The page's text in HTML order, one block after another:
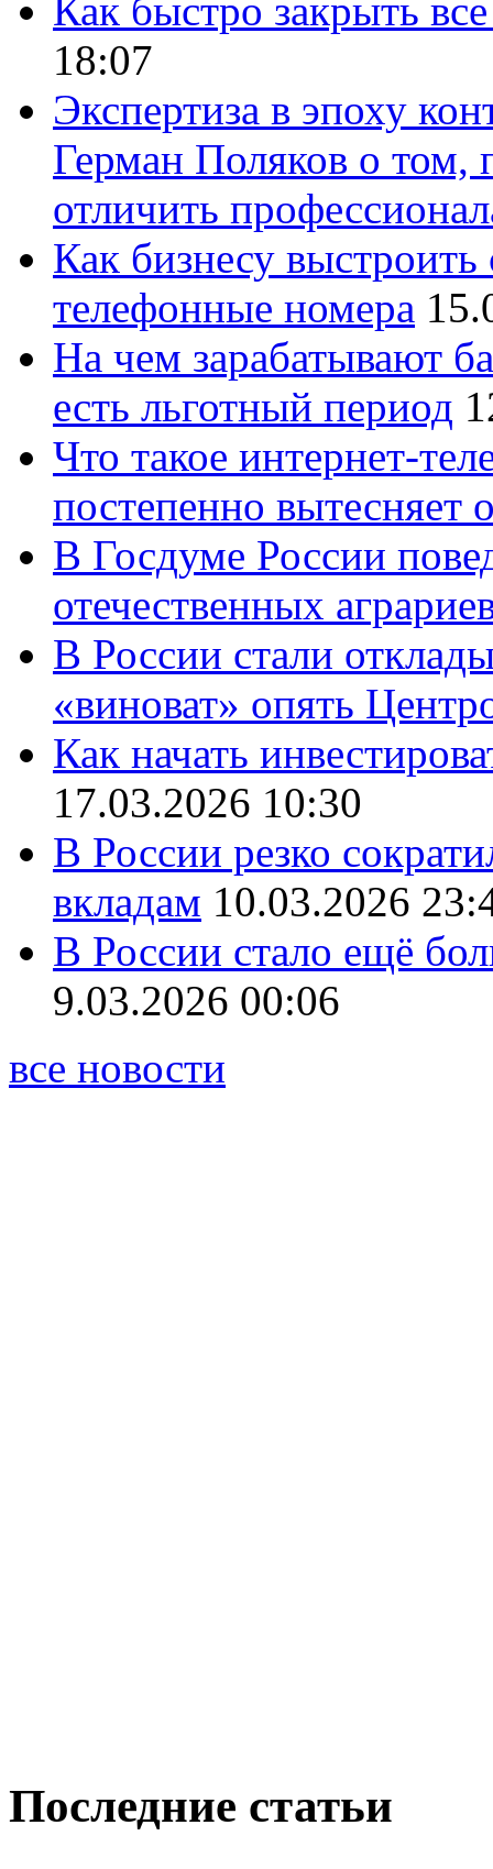
Как быстро закрыть
18:07
Экспертиза в эпоху
Герман Поляков о том,
отличить
Как бизнесу
телефонные номера
На чем зарабатывают
есть льготный период
Что такое интернет-
постепенно вытесняет
В Госдуме России
отечественных
В России стали
«виноват» опять
Как начать
17.03.2026 10:30
В России резко
вкладам 10.03.2026
В России стало ещё
9.03.2026 00:06
все новости
Последние статьи